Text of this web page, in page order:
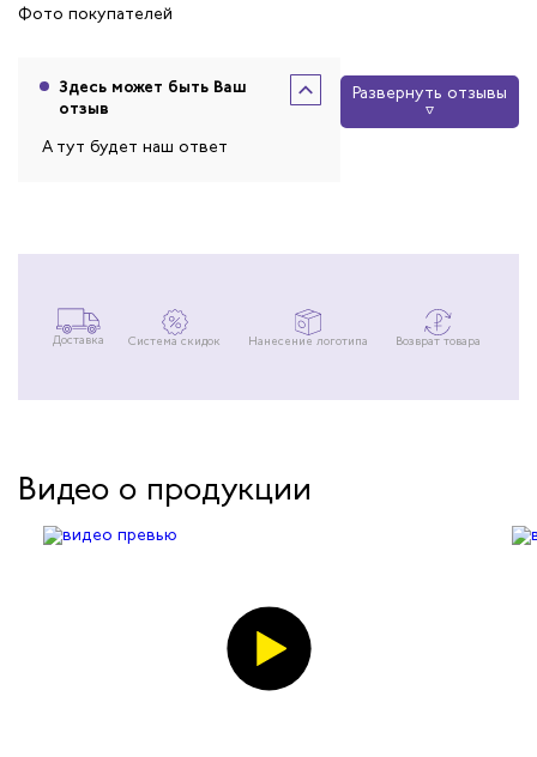
Фото покупателей
Здесь может быть Ваш
отзыв
А тут будет наш ответ
Развернуть отзывы
Доставка Система скидок Нанесение логотипа Возврат товара
Видео о продукции